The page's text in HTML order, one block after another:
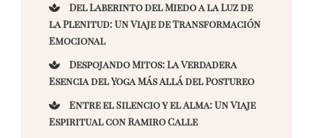
Del Laberinto del Miedo a la Luz de
la Plenitud: Un Viaje de Transformación
Emocional
Despojando Mitos: La Verdadera
Esencia del Yoga Más Allá del Postureo
Entre el Silencio y el Alma: Un Viaje
Espiritual con Ramiro Calle